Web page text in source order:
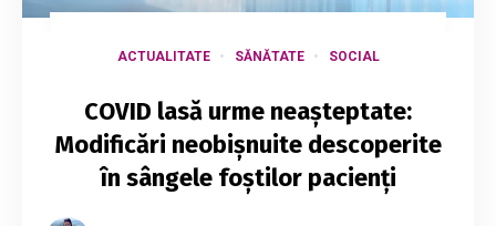
ACTUALITATE SĂNĂTATE SOCIAL
COVID lasă urme neașteptate:
Modificări neobișnuite descoperite
în sângele foștilor pacienți